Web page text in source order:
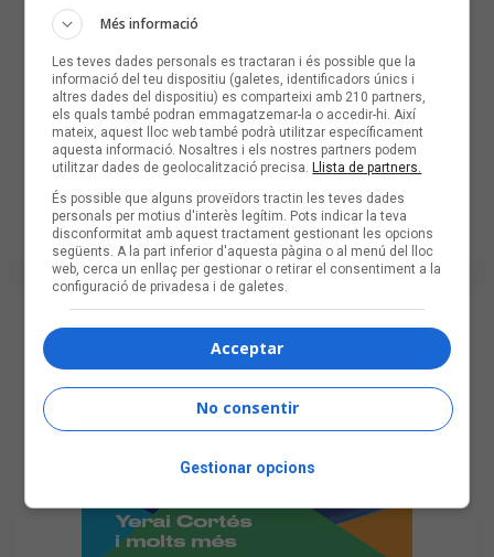
Més informació
Les teves dades personals es tractaran i és possible que la
informació del teu dispositiu (galetes, identificadors únics i
altres dades del dispositiu) es comparteixi amb 210 partners,
els quals també podran emmagatzemar-la o accedir-hi. Així
mateix, aquest lloc web també podrà utilitzar específicament
aquesta informació. Nosaltres i els nostres partners podem
utilitzar dades de geolocalització precisa.Llista de partners.
És possible que alguns proveïdors tractin les teves dades
personals per motius d'interès legítim. Pots indicar la teva
disconformitat amb aquest tractament gestionant les opcions
següents. A la part inferior d'aquesta pàgina o al menú del lloc
web, cerca un enllaç per gestionar o retirar el consentiment a la
configuració de privadesa i de galetes.
Acceptar
No consentir
Gestionar opcions